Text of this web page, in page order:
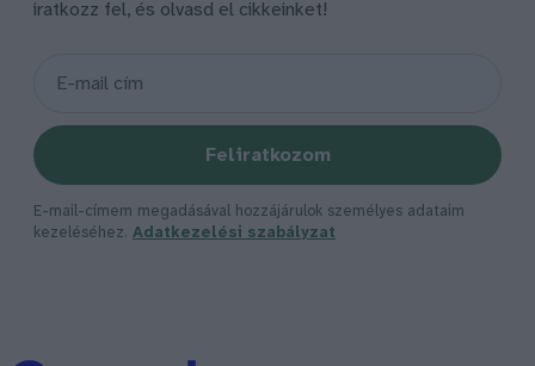
iratkozz fel, és olvasd el cikkeinket!
Feliratkozom
E-mail-címem megadásával hozzájárulok személyes adataim
kezeléséhez. Adatkezelési szabályzat